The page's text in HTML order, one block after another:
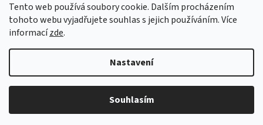
Tento web používá soubory cookie. Dalším procházením
tohoto webu vyjadřujete souhlas s jejich používáním. Více
informacízde.
Nastavení
Souhlasím
Copyright 2026Remeda. Všechna práva vyhrazena.Upravit
nastavení cookies